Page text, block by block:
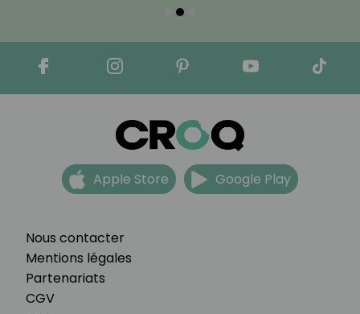
Nous contacter
Mentions légales
Partenariats
CGV
Apple Store Google Play